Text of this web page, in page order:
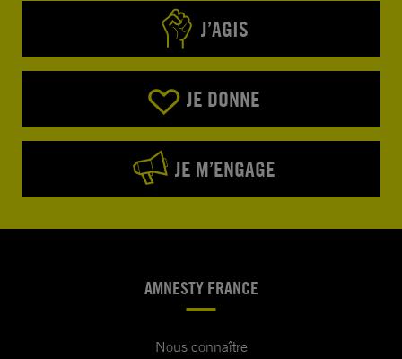
J’AGIS
JE DONNE
JE M’ENGAGE
AMNESTY FRANCE
Nous connaître